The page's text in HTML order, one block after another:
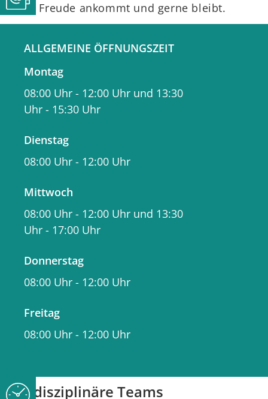
mit Freude ankommt und gerne bleibt.
Mit kreativen und spielerischen
Angeboten fördern wir die
individuellen Stärken und das
Miteinander der Kinder.
Dabei geht es uns nicht nur um
Kind mit geschultem Blick in seiner
Entwicklung und Bildung zu
unterstützen.
Unsere Betreuungskräfte werden von
einer pädagogisch ausgebildeten und
für Schulkindbegleitung, begleitet.
Schulfamilie
Interdisziplinäre Teams
ALLGEMEINE ÖFFNUNGSZEIT
Montag
08:00 Uhr - 12:00 Uhr und 13:30
Uhr - 15:30 Uhr
Dienstag
08:00 Uhr - 12:00 Uhr
Mittwoch
08:00 Uhr - 12:00 Uhr und 13:30
Uhr - 17:00 Uhr
Donnerstag
08:00 Uhr - 12:00 Uhr
Freitag
08:00 Uhr - 12:00 Uhr